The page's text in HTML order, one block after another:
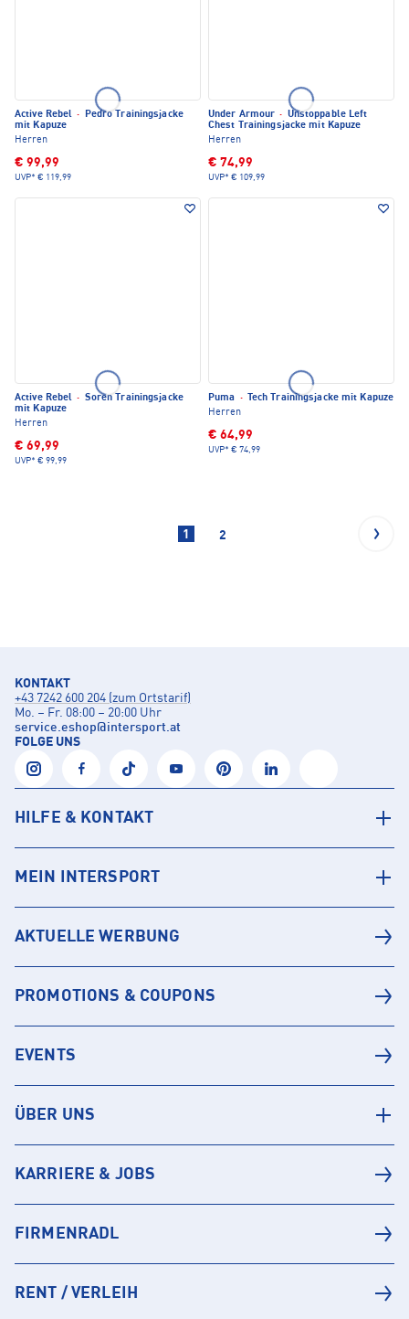
Active Rebel ·
Pedro Trainingsjacke
mit Kapuze
Herren
€ 99,99
UVP* € 119,99
Under Armour · Unstoppable Left
Chest Trainingsjacke mit Kapuze
Herren
€ 74,99
UVP* € 109,99
Active Rebel · Soren Trainingsjacke
mit Kapuze
Herren
€ 69,99
UVP* € 99,99
Puma ·
Tech Trainingsjacke mit Kapuze
Herren
€ 64,99
UVP* € 74,99
1 2
KONTAKT
+43 7242 600 204 (zum Ortstarif)
Mo. – Fr. 08:00 – 20:00 Uhr
service.eshop@intersport.at
FOLGE UNS
HILFE & KONTAKT
MEIN INTERSPORT
AKTUELLE WERBUNG
PROMOTIONS & COUPONS
EVENTS
ÜBER UNS
KARRIERE & JOBS
FIRMENRADL
RENT / VERLEIH